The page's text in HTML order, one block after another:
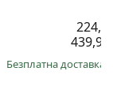
Безплатна доставка